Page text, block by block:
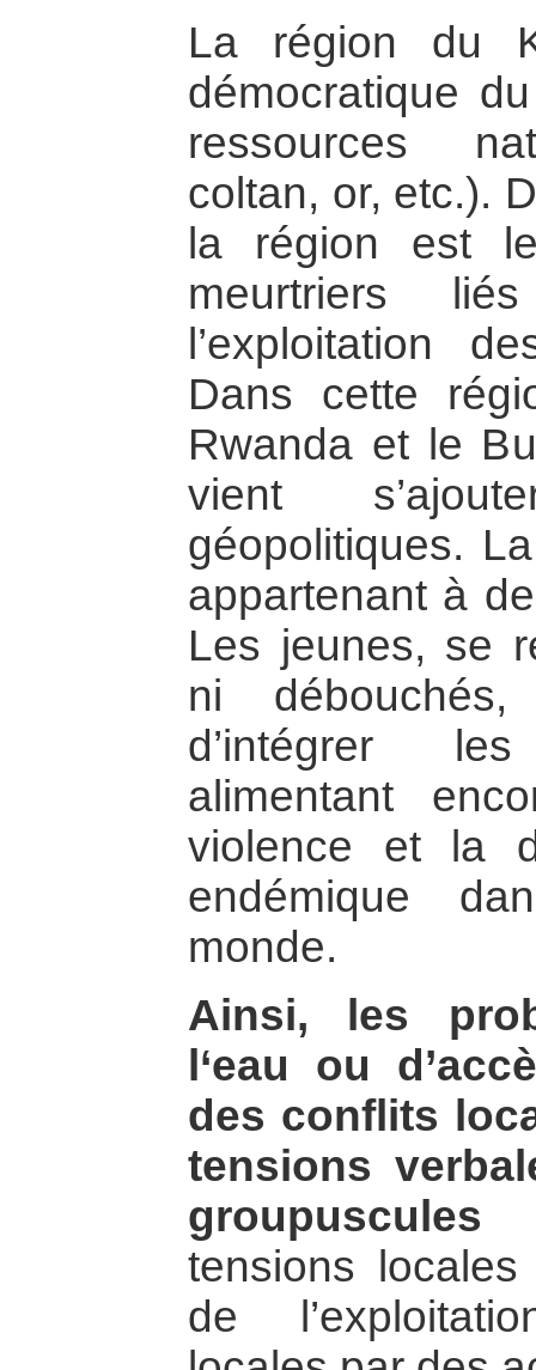
La région du
démocratique
ressources
coltan, or, etc.).
la région est
meurtriers
l’exploitation
Dans cette
Rwanda et le
vient
géopolitiques.
appartenant à
Les jeunes, se
ni
d’intégrer
alimentant
violence et la
endémique
monde.
Ainsi, les
l‘eau ou
des conflits
tensions
groupuscules
tensions
de